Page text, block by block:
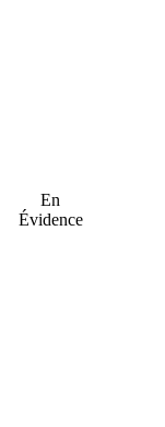
En
Évidence